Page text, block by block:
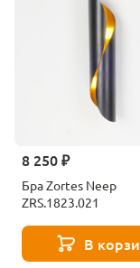
8 250 ₽
Бра Zortes Neep
ZRS.1823.021
В